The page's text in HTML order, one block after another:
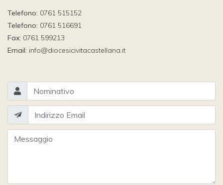
Telefono: 0761 515152
Telefono: 0761 516691
Fax: 0761 599213
Email: info@diocesicivitacastellana.it